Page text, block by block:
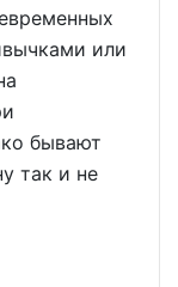
или
бывают
так и не